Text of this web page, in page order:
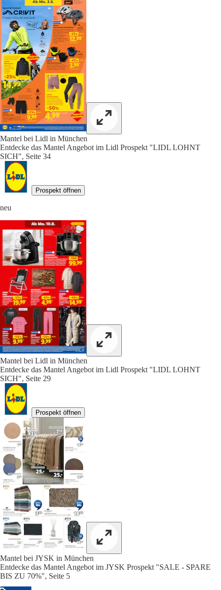
Mantel bei Lidl in München
Entdecke das Mantel Angebot im Lidl Prospekt "LIDL LOHNT
SICH", Seite 34
Prospekt öffnen
neu
Mantel bei Lidl in München
Entdecke das Mantel Angebot im Lidl Prospekt "LIDL LOHNT
SICH", Seite 29
Prospekt öffnen
Mantel bei JYSK in München
Entdecke das Mantel Angebot im JYSK Prospekt "SALE - SPARE
BIS ZU 70%", Seite 5